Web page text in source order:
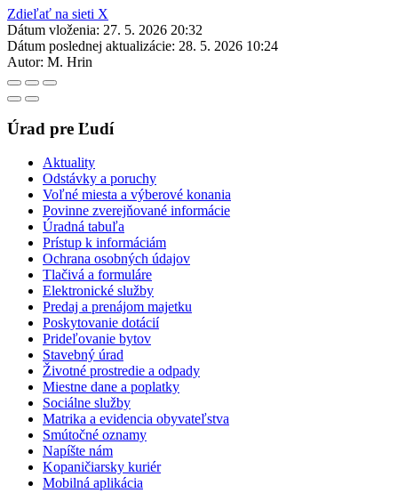
Zdieľať na sieti X
Dátum vloženia: 27. 5. 2026 20:32
Dátum poslednej aktualizácie: 28. 5. 2026 10:24
Autor: M. Hrin
Úrad pre Ľudí
Aktuality
Odstávky a poruchy
Voľné miesta a výberové konania
Povinne zverejňované informácie
Úradná tabuľa
Prístup k informáciám
Ochrana osobných údajov
Tlačivá a formuláre
Elektronické služby
Predaj a prenájom majetku
Poskytovanie dotácií
Prideľovanie bytov
Stavebný úrad
Životné prostredie a odpady
Miestne dane a poplatky
Sociálne služby
Matrika a evidencia obyvateľstva
Smútočné oznamy
Napíšte nám
Kopaničiarsky kuriér
Mobilná aplikácia